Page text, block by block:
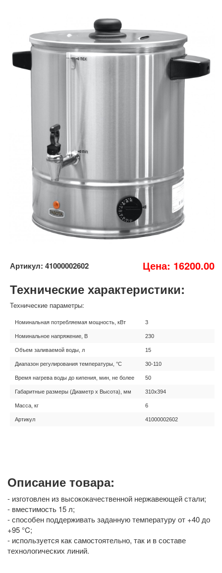
Артикул: 41000002602 Цена: 16200.00
Технические характеристики:
Технические параметры:
Номинальная потребляемая мощность, кВт 3
Номинальное напряжение, В 230
Объем заливаемой воды, л 15
Диапазон регулирования температуры, °С 30-110
Время нагрева воды до кипения, мин, не более 50
Габаритные размеры (Диаметр х Высота), мм 310х394
Масса, кг 6
Артикул 41000002602
Описание товара:
- изготовлен из высококачественной нержавеющей стали;
- вместимость 15 л;
- способен поддерживать заданную температуру от +40 до
+95 °C;
- используется как самостоятельно, так и в составе
технологических линий.